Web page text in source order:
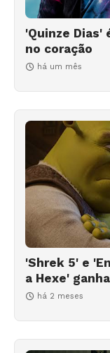
'Quinze Dias'
no coração
há um mês
'Shrek 5' e
a Hexe'
há 2 meses